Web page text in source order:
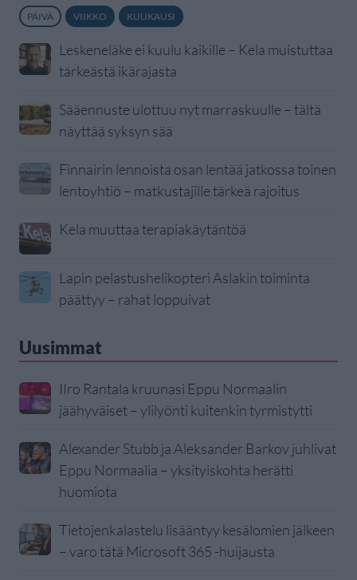
PÄIVÄ VIIKKO KUUKAUSI
Leskeneläke ei kuulu kaikille – Kela muistuttaa
tärkeästä ikärajasta
Sääennuste ulottuu nyt marraskuulle – tältä
näyttää syksyn sää
Finnairin lennoista osan lentää jatkossa toinen
lentoyhtiö – matkustajille tärkeä rajoitus
Kela muuttaa terapiakäytäntöä
Lapin pelastushelikopteri Aslakin toiminta
päättyy – rahat loppuivat
Uusimmat
IIro Rantala kruunasi Eppu Normaalin
jäähyväiset – ylilyönti kuitenkin tyrmistytti
Alexander Stubb ja Aleksander Barkov juhlivat
Eppu Normaalia – yksityiskohta herätti
huomiota
Tietojenkalastelu lisääntyy kesälomien jälkeen
– varo tätä Microsoft 365 -huijausta